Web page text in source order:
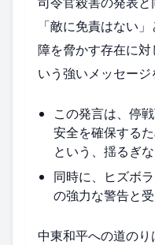
「敵に免責はない
障を脅かす存在に対
いう強いメッセージ
この発言は、停
安全を確保する
という、揺るぎ
同時に、ヒズボ
の強力な警告と
中東和平への道の